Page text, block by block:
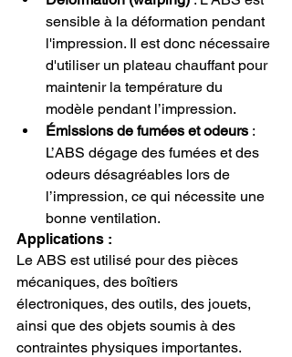
sensible à la déformation pendant
l'impression. Il est donc nécessaire
d'utiliser un plateau chauffant pour
maintenir la température du
modèle pendant l’impression.
Émissions de fumées et odeurs :
L’ABS dégage des fumées et des
odeurs désagréables lors de
l’impression, ce qui nécessite une
bonne ventilation.
Applications :
Le ABS est utilisé pour des pièces
mécaniques, des boîtiers
électroniques, des outils, des jouets,
ainsi que des objets soumis à des
contraintes physiques importantes.